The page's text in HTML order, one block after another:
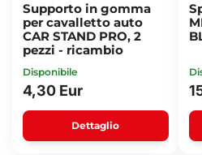
Supporto in gomma
per cavalletto auto
CAR STAND PRO, 2
pezzi - ricambio
Disponibile
4,30 Eur
Dettaglio